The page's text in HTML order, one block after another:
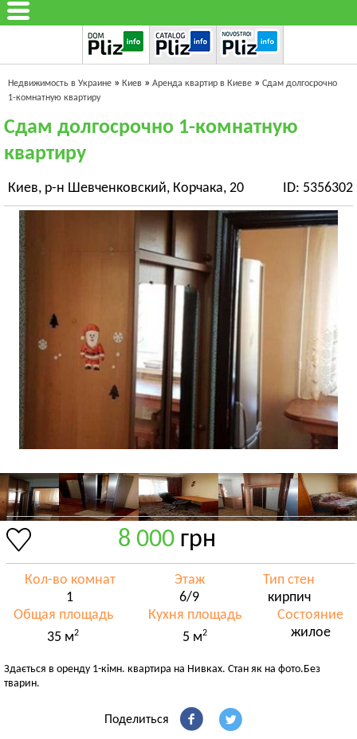
Недвижимость в Украине » Киев » Аренда квартир в Киеве » Сдам долгосрочно
1-комнатную квартиру
Сдам долгосрочно 1-комнатную
квартиру
Киев, р-н Шевченковский, Корчака, 20 ID: 5356302
8 000 грн
Кол-во комнат
1
Этаж
6/9
Тип стен
кирпич
Общая площадь
35 м2
Кухня площадь
5 м2
Состояние
жилое
Здається в оренду 1-кімн. квартира на Нивках. Стан як на фото.Без
тварин.
Поделиться